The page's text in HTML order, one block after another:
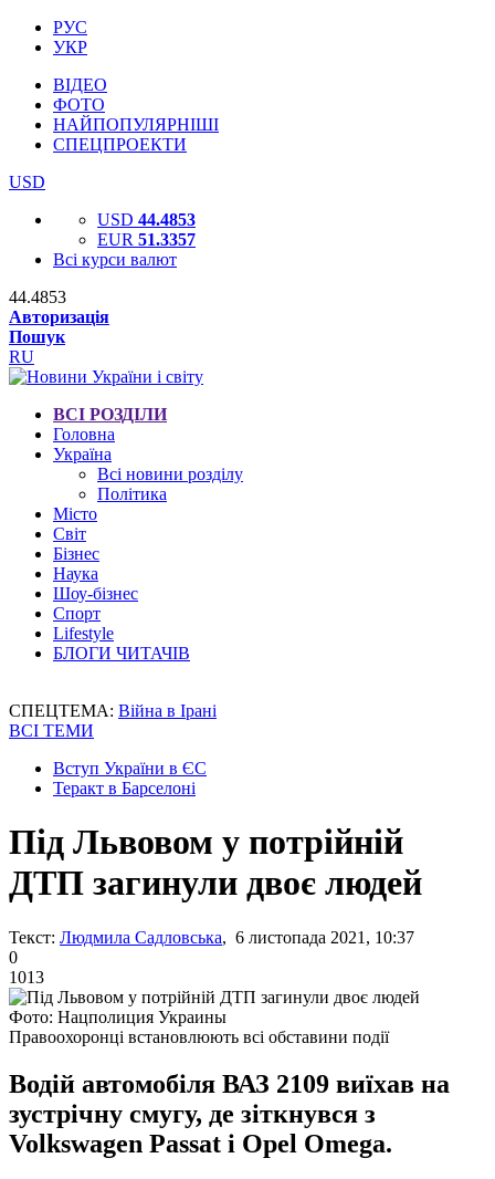
РУС
УКР
ВІДЕО
ФОТО
НАЙПОПУЛЯРНІШІ
СПЕЦПРОЕКТИ
USD
USD 44.4853
EUR 51.3357
Всі курси валют
44.4853
Авторизація
Пошук
RU
ВСІ РОЗДІЛИ
Головна
Україна
Всі новини розділу
Політика
Місто
Світ
Бізнес
Наука
Шоу-бізнес
Спорт
Lifestyle
БЛОГИ ЧИТАЧІВ
СПЕЦТЕМА: Війна в Ірані
ВСІ ТЕМИ
Вступ України в ЄС
Теракт в Барселоні
Під Львовом у потрійній
ДТП загинули двоє людей
Текст: Людмила Садловська, 6 листопада 2021, 10:37
0
1013
Фото: Нацполиция Украины
Правоохоронці встановлюють всі обставини події
Водій автомобіля ВАЗ 2109 виїхав на
зустрічну смугу, де зіткнувся з
Volkswagen Passat і Opel Omega.